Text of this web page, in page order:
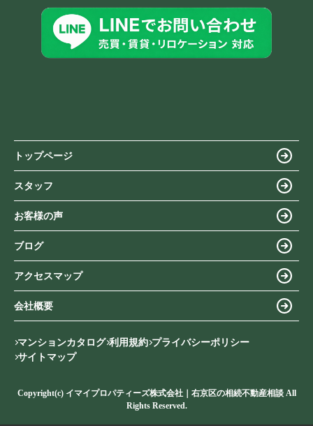
トップページ
スタッフ
お客様の声
ブログ
アクセスマップ
会社概要
マンションカタログ 利用規約 プライバシーポリシー
サイトマップ
Copyright(c) イマイプロパティーズ株式会社｜右京区の相続不動産相談 All
Rights Reserved.